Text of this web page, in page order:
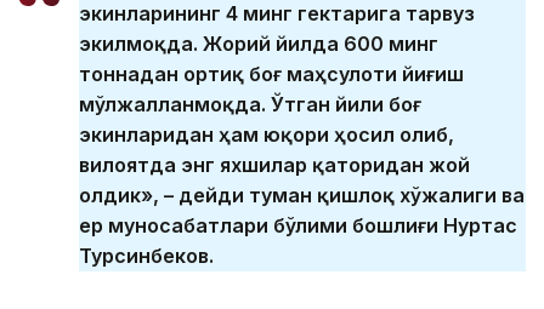
экинларининг 4 минг гектарига тарвуз
экилмоқда. Жорий йилда 600 минг
тоннадан ортиқ боғ маҳсулоти йиғиш
мўлжалланмоқда. Ўтган йили боғ
экинларидан ҳам юқори ҳосил олиб,
вилоятда энг яхшилар қаторидан жой
олдик», – дейди туман қишлоқ хўжалиги ва
ер муносабатлари бўлими бошлиғи Нуртас
Турсинбеков.